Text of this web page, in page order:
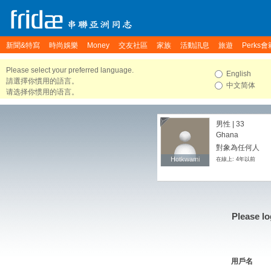
新聞&特寫 時尚娛樂 Money 交友社區 家族 活動訊息 旅遊 Perks會
Please select your preferred language.
請選擇你慣用的語言。
请选择你惯用的语言。
English
中文简体
Hotkwami
Hotkwami
男性 | 33
Ghana
對象為任何人
在線上: 4年以前
Please
用戶名